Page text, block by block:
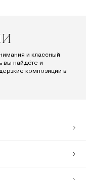
и классный
вы найдёте и
композиции в